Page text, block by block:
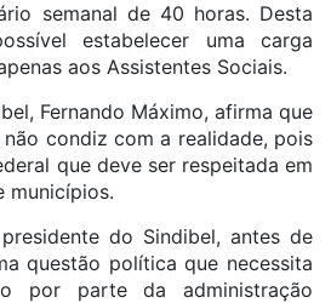
semanal de 40 horas. Desta
estabelecer uma carga
aos Assistentes Sociais.
Fernando Máximo, afirma que
condiz com a realidade, pois
que deve ser respeitada em
municípios.
do Sindibel, antes de
questão política que necessita
por parte da administração